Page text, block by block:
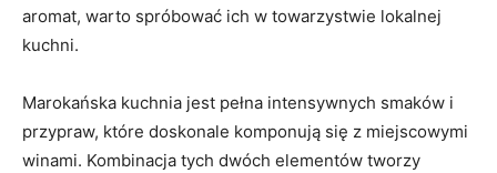
aromat, warto spróbować ich w towarzystwie ⁣lokalnej
kuchni.
Marokańska‌ kuchnia jest pełna​ intensywnych ​smaków i
przypraw, które doskonale komponują ​się z‍ miejscowymi
winami. ⁢Kombinacja tych​ dwóch elementów⁣ tworzy